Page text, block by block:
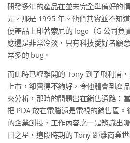
研發多年的產品在並未完全準備好的
元，那是 1995 年。他們其實並不知
便產品上印著索尼的 logo（G 公司負
應還是非常冷淡，只有科技愛好者願
常多的 bug。
而此時已經離開的 Tony 到了飛利浦
上市，卻賣得不夠好，令他體會到產
來分析，那時的問題出在銷售通路：
把 PDA 放在電腦還是電視的銷售區
的企業創投，工作內容之一是辨識出
日之星，這段時期的 Tony 距離商業